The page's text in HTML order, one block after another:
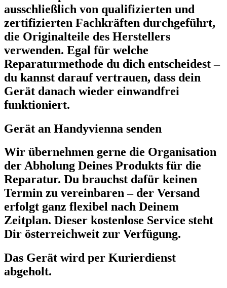
ausschließlich von qualifizierten und
zertifizierten Fachkräften durchgeführt,
die Originalteile des Herstellers
verwenden. Egal für welche
Reparaturmethode du dich entscheidest –
du kannst darauf vertrauen, dass dein
Gerät danach wieder einwandfrei
funktioniert.
Gerät an Handyvienna senden
Wir übernehmen gerne die Organisation
der Abholung Deines Produkts für die
Reparatur. Du brauchst dafür keinen
Termin zu vereinbaren – der Versand
erfolgt ganz flexibel nach Deinem
Zeitplan. Dieser kostenlose Service steht
Dir österreichweit zur Verfügung.
Das Gerät wird per Kurierdienst
abgeholt.